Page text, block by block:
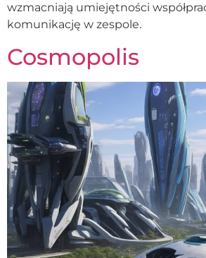
wzmacniają umiejętności
komunikację w zespole.
Cosmopolis